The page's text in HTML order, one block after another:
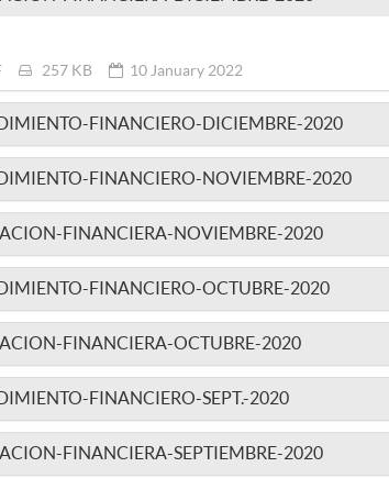
257 KB 10 January 2022
FINANCIERO-DICIEMBRE-2020
FINANCIERO-NOVIEMBRE-2020
FINANCIERA-NOVIEMBRE-2020
FINANCIERO-OCTUBRE-2020
FINANCIERA-OCTUBRE-2020
FINANCIERO-SEPT.-2020
FINANCIERA-SEPTIEMBRE-2020